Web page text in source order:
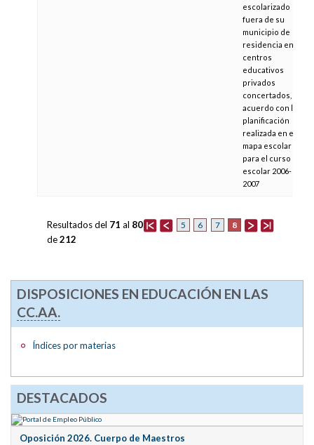
escolarizado
fuera de su
municipio de
residencia en
centros
educativos
privados
concertados, de
acuerdo con la
planificación
realizada en el
mapa escolar
para el curso
escolar 2006-
2007
5 6 7 8
Resultados del 71 al 80
de212
DISPOSICIONES EN EDUCACIÓN EN LAS
CC.AA.
Índices por materias
DESTACADOS
Oposición 2026. Cuerpo de Maestros